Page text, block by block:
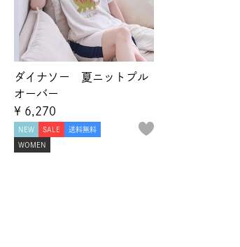
ダイナソー 夏ニットプル
オーバー
NEW SALE 送料無料
WOMEN
¥ 6,270